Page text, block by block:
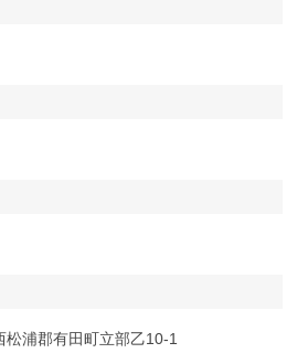
浦郡有田町立部乙10-1